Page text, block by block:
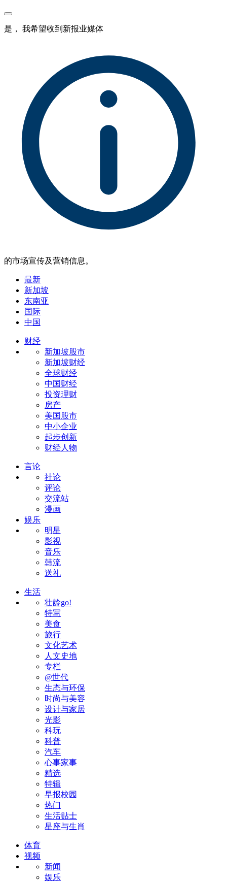
是， 我希望收到新报业媒体
的市场宣传及营销信息。
最新
新加坡
东南亚
国际
中国
财经
新加坡股市
新加坡财经
全球财经
中国财经
投资理财
房产
美国股市
中小企业
起步创新
财经人物
言论
社论
评论
交流站
漫画
娱乐
明星
影视
音乐
韩流
送礼
生活
壮龄go!
特写
美食
旅行
文化艺术
人文史地
专栏
@世代
生态与环保
时尚与美容
设计与家居
光影
科玩
科普
汽车
心事家事
精选
特辑
早报校园
热门
生活贴士
星座与生肖
体育
视频
新闻
娱乐